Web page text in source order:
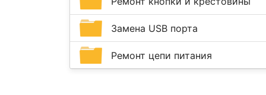
Замена USB порта
Ремонт цепи питания